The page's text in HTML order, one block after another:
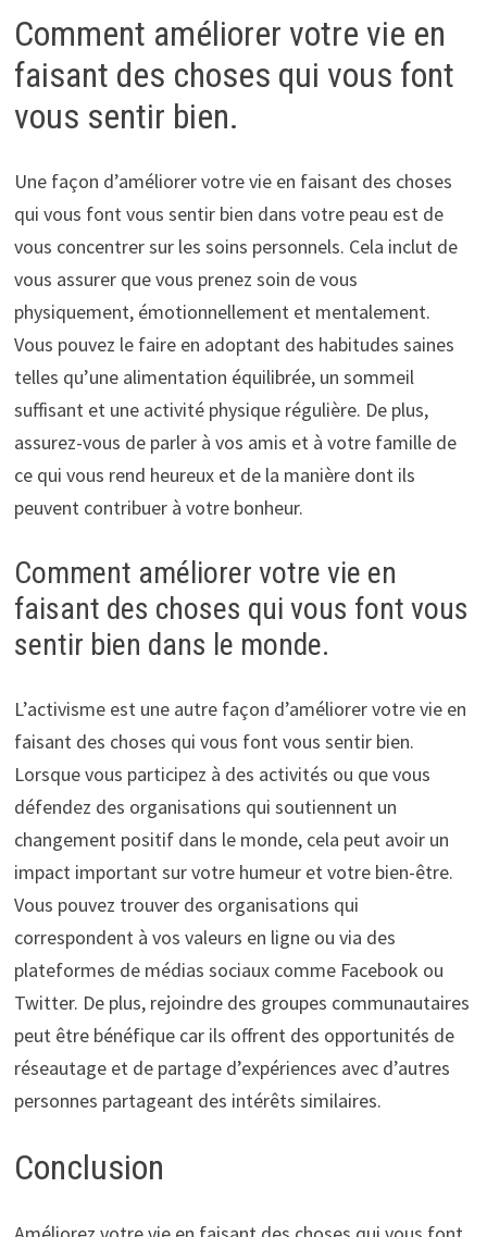
Comment améliorer votre vie en
faisant des choses qui vous font
vous sentir bien.
Une façon d’améliorer votre vie en faisant des choses
qui vous font vous sentir bien dans votre peau est de
vous concentrer sur les soins personnels. Cela inclut de
vous assurer que vous prenez soin de vous
physiquement, émotionnellement et mentalement.
Vous pouvez le faire en adoptant des habitudes saines
telles qu’une alimentation équilibrée, un sommeil
suffisant et une activité physique régulière. De plus,
assurez-vous de parler à vos amis et à votre famille de
ce qui vous rend heureux et de la manière dont ils
peuvent contribuer à votre bonheur.
Comment améliorer votre vie en
faisant des choses qui vous font vous
sentir bien dans le monde.
L’activisme est une autre façon d’améliorer votre vie en
faisant des choses qui vous font vous sentir bien.
Lorsque vous participez à des activités ou que vous
défendez des organisations qui soutiennent un
changement positif dans le monde, cela peut avoir un
impact important sur votre humeur et votre bien-être.
Vous pouvez trouver des organisations qui
correspondent à vos valeurs en ligne ou via des
plateformes de médias sociaux comme Facebook ou
Twitter. De plus, rejoindre des groupes communautaires
peut être bénéfique car ils offrent des opportunités de
réseautage et de partage d’expériences avec d’autres
personnes partageant des intérêts similaires.
Conclusion